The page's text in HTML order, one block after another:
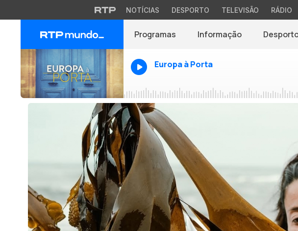
NOTÍCIAS DESPORTO TELEVISÃO RÁDIO
Programas Informação
Europa à Porta